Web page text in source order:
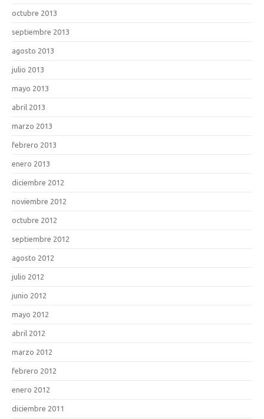
octubre 2013
septiembre 2013
agosto 2013
julio 2013
mayo 2013
abril 2013
marzo 2013
febrero 2013
enero 2013
diciembre 2012
noviembre 2012
octubre 2012
septiembre 2012
agosto 2012
julio 2012
junio 2012
mayo 2012
abril 2012
marzo 2012
febrero 2012
enero 2012
diciembre 2011